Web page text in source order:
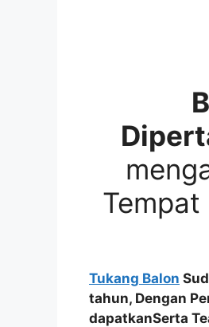
Tukang Balon
tahun, Dengan
dapatkanSerta